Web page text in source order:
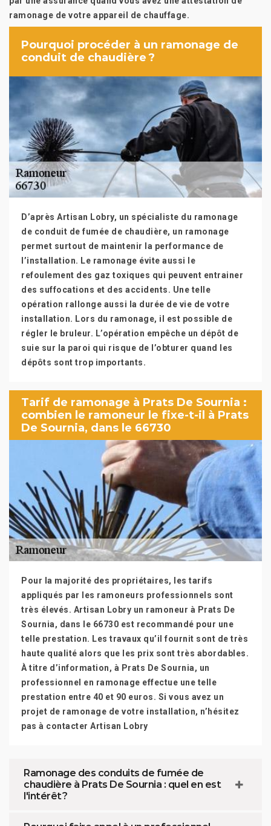
ramonage de votre appareil de chauffage.
Pourquoi procéder à un ramonage de
conduit de chaudière ?
D’après Artisan Lobry, un spécialiste du ramonage
de conduit de fumée de chaudière, un ramonage
permet surtout de maintenir la performance de
l’installation. Le ramonage évite aussi le
refoulement des gaz toxiques qui peuvent entrainer
des suffocations et des accidents. Une telle
opération rallonge aussi la durée de vie de votre
installation. Lors du ramonage, il est possible de
régler le bruleur. L’opération empêche un dépôt de
suie sur la paroi qui risque de l’obturer quand les
dépôts sont trop importants.
Tarif de ramonage à Prats De Sournia :
combien le ramoneur le fixe-t-il à Prats
De Sournia, dans le 66730
Pour la majorité des propriétaires, les tarifs
appliqués par les ramoneurs professionnels sont
très élevés. Artisan Lobry un ramoneur à Prats De
Sournia, dans le 66730 est recommandé pour une
telle prestation. Les travaux qu’il fournit sont de très
haute qualité alors que les prix sont très abordables.
À titre d’information, à Prats De Sournia, un
professionnel en ramonage effectue une telle
prestation entre 40 et 90 euros. Si vous avez un
projet de ramonage de votre installation, n’hésitez
pas à contacter Artisan Lobry
Ramonage des conduits de fumée de
chaudière à Prats De Sournia : quel en est
l'intérêt ?